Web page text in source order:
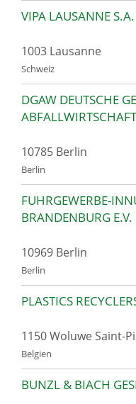
VIPA LAUSANNE
1003 Lausanne
Schweiz
DGAW DEUTSCHE
10785 Berlin
Berlin
FUHRGEWERBE-
BRANDENBURG E.V.
10969 Berlin
Berlin
PLASTICS
1150 Woluwe Saint-
Belgien
BUNZL & BIACH